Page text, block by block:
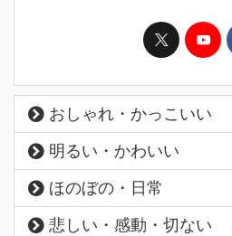
おしゃれ・かっこいい
明るい・かわいい
ほのぼの・日常
悲しい・感動・切ない